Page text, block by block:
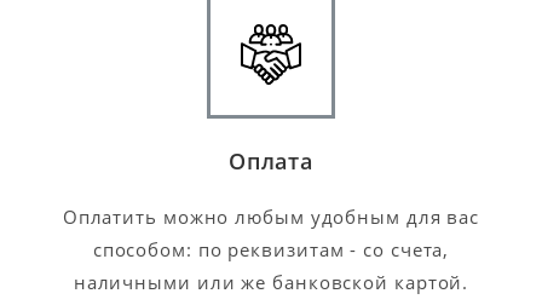
Оплата
Оплатить можно любым удобным для вас
способом: по реквизитам - со счета,
наличными или же банковской картой.